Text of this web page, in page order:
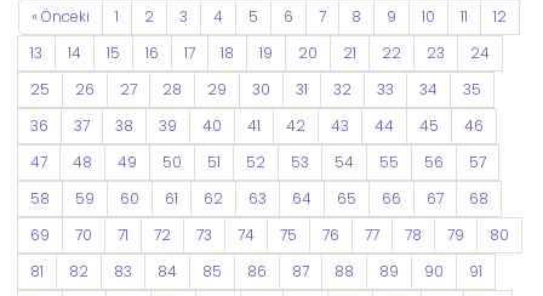
« Önceki 1 2 3 4 5 6 7 8 9 10 11
12
13
14 15 16 17 18 19 20 21 22 23
24
25
26 27 28 29 30 31 32 33 34
35
36
37 38 39 40 41 42 43 44 45
46
47
48 49 50 51 52 53 54 55 56
57
58
59 60 61 62 63 64 65 66 67
68
69
70 71 72 73 74 75 76 77 78 79
80
81
82 83 84 85 86 87 88 89 90
91